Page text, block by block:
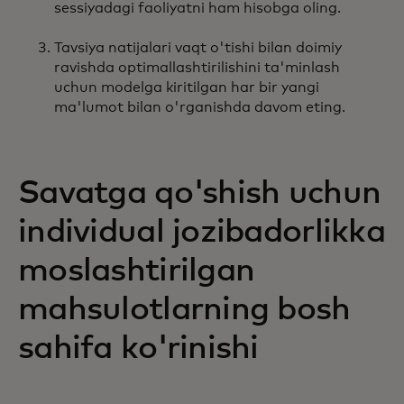
sessiyadagi faoliyatni ham hisobga oling.
Tavsiya natijalari vaqt o'tishi bilan doimiy
ravishda optimallashtirilishini ta'minlash
uchun modelga kiritilgan har bir yangi
ma'lumot bilan o'rganishda davom eting.
Savatga qo'shish uchun
individual jozibadorlikka
moslashtirilgan
mahsulotlarning bosh
sahifa ko'rinishi